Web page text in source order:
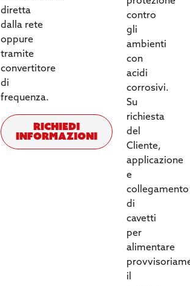
diretta
dalla rete
oppure
tramite
convertitore
di
frequenza.
Richiedi
informazioni
contro
gli
ambienti
con
acidi
corrosivi.
Su
richiesta
del
Cliente,
applicazione
e
collegamento
di
cavetti
per
alimentare
il